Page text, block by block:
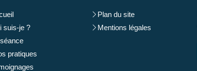
suis-je ?
pratiques
Plan du site
Mentions légales